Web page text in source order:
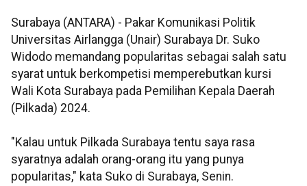
Surabaya (ANTARA) - Pakar Komunikasi Politik
Universitas Airlangga (Unair) Surabaya Dr. Suko
Widodo memandang popularitas sebagai salah satu
syarat untuk berkompetisi memperebutkan kursi
Wali Kota Surabaya pada Pemilihan Kepala Daerah
(Pilkada) 2024.
"Kalau untuk Pilkada Surabaya tentu saya rasa
syaratnya adalah orang-orang itu yang punya
popularitas," kata Suko di Surabaya, Senin.